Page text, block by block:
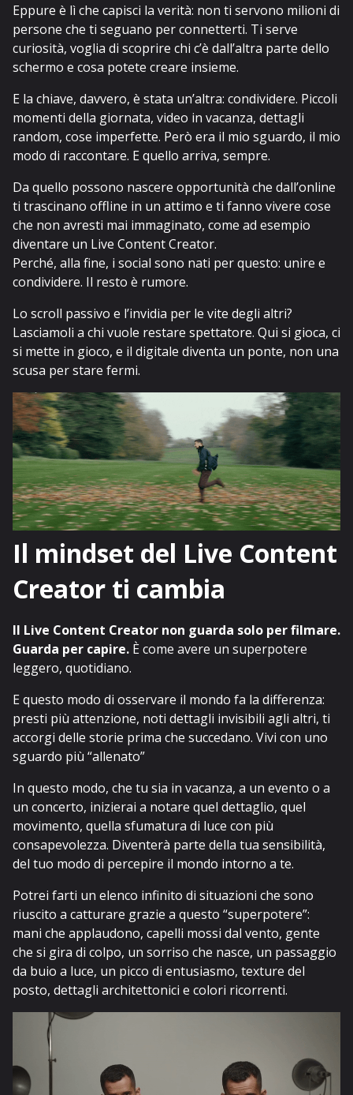
Eppure è lì che capisci la verità: non ti servono milioni di
persone che ti seguano per connetterti. Ti serve
curiosità, voglia di scoprire chi c’è dall’altra parte dello
schermo e cosa potete creare insieme.
E la chiave, davvero, è stata un’altra: condividere. Piccoli
momenti della giornata, video in vacanza, dettagli
random, cose imperfette. Però era il mio sguardo, il mio
modo di raccontare. E quello arriva, sempre.
Da quello possono nascere opportunità che dall’online
ti trascinano offline in un attimo e ti fanno vivere cose
che non avresti mai immaginato, come ad esempio
diventare un Live Content Creator.
Perché, alla fine, i social sono nati per questo: unire e
condividere. Il resto è rumore.
Lo scroll passivo e l’invidia per le vite degli altri?
Lasciamoli a chi vuole restare spettatore. Qui si gioca, ci
si mette in gioco, e il digitale diventa un ponte, non una
scusa per stare fermi.
Il mindset del Live Content
Creator ti cambia
Il Live Content Creator non guarda solo per filmare.
Guarda per capire. È come avere un superpotere
leggero, quotidiano.
E questo modo di osservare il mondo fa la differenza:
presti più attenzione, noti dettagli invisibili agli altri, ti
accorgi delle storie prima che succedano. Vivi con uno
sguardo più “allenato”
In questo modo, che tu sia in vacanza, a un evento o a
un concerto, inizierai a notare quel dettaglio, quel
movimento, quella sfumatura di luce con più
consapevolezza. Diventerà parte della tua sensibilità,
del tuo modo di percepire il mondo intorno a te.
Potrei farti un elenco infinito di situazioni che sono
riuscito a catturare grazie a questo “superpotere”:
mani che applaudono, capelli mossi dal vento, gente
che si gira di colpo, un sorriso che nasce, un passaggio
da buio a luce, un picco di entusiasmo, texture del
posto, dettagli architettonici e colori ricorrenti.